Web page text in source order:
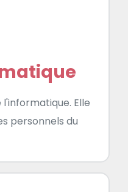
l'informatique. Elle
personnels du